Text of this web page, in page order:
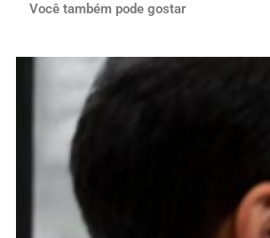
Você também pode gostar